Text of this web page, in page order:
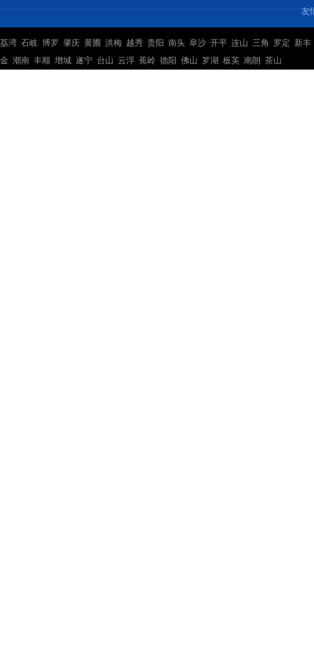
钢结构工程 钢结构工程
友
荔湾 石岐 博罗 肇庆 黄圃 洪梅 越秀 贵阳 南头 阜沙 开平 连山 三角 罗定 新丰
金 潮南 丰顺 增城 遂宁 台山 云浮 蕉岭 德阳 佛山 罗湖 板芙 南朗 茶山